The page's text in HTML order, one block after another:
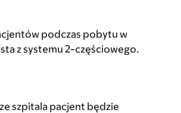
podczas pobytu w
z systemu 2-częściowego.
szpitala pacjent będzie